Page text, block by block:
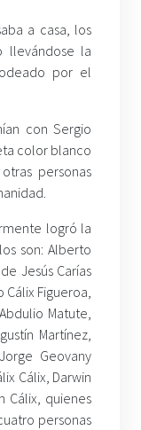
a casa, los
llevándose la
por el
con Sergio
color blanco
personas
logró la
son: Alberto
Jesús Carías
Cálix Figueroa,
Matute,
Martínez,
Geovany
Cálix, Darwin
Cálix, quienes
personas